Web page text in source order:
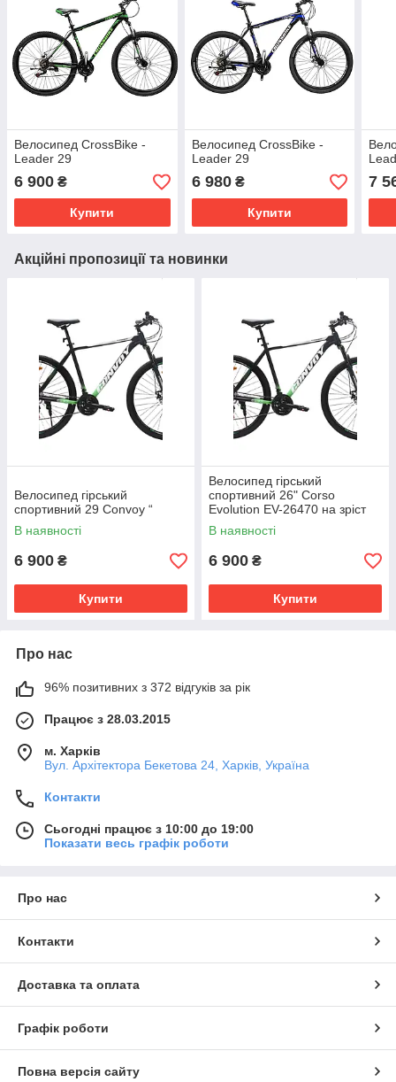
Велосипед CrossBike -
Leader 29
6 900 ₴
Купити
Велосипед CrossBike -
Leader 29
6 980₴
Купити
7
Акційні пропозиції та новинки
Велосипед гірський
спортивний 29 Convoy “
В наявності
6 900 ₴
Купити
Велосипед гірський
спортивний 26" Corso
Evolution EV-26470 на зріст
130-145 см
В наявності
6 900 ₴
Купити
Про нас
96% позитивних з 372 відгуків за рік
Працює з 28.03.2015
м. Харків
Вул. Архітектора Бекетова 24, Харків, Україна
Контакти
Сьогодні працює з 10:00 до 19:00
Показати весь графік роботи
Про нас
Контакти
Доставка та оплата
Графік роботи
Повна версія сайту